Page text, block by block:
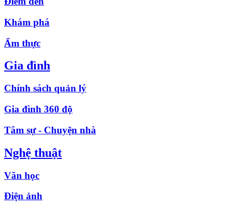
Khám phá
Ẩm thực
Gia đình
Chính sách quản lý
Gia đình 360 độ
Tâm sự - Chuyện nhà
Nghệ thuật
Văn học
Điện ảnh